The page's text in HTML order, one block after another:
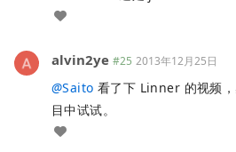
alvin2ye #25 2013年12月25日
@Saito 看了下 Linner 的视频
目中试试。